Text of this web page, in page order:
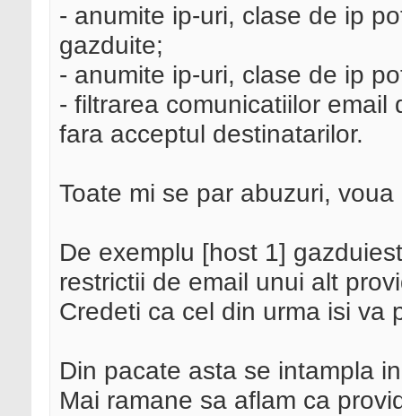
- anumite ip-uri, clase de ip
gazduite;
- anumite ip-uri, clase de ip
- filtrarea comunicatiilor
fara acceptul destinatarilor.
Toate mi se par abuzuri, voua
De exemplu [host 1]
restrictii de email unui alt
Credeti ca cel din urma isi va
Din pacate asta se intampla
Mai ramane sa aflam ca